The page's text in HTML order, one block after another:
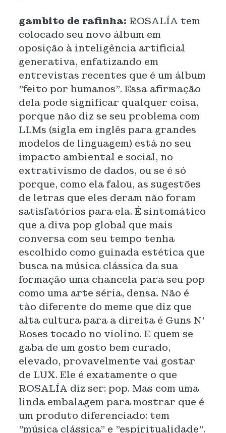
gambito de rafinha: ROSALÍA tem
colocado seu novo álbum em
oposição à inteligência artificial
generativa, enfatizando em
entrevistas recentes que é um álbum
"feito por humanos". Essa afirmação
dela pode significar qualquer coisa,
porque não diz se seu problema com
LLMs (sigla em inglês para grandes
modelos de linguagem) está no seu
impacto ambiental e social, no
extrativismo de dados, ou se é só
porque, como ela falou, as sugestões
de letras que eles deram não foram
satisfatórios para ela. É sintomático
que a diva pop global que mais
conversa com seu tempo tenha
escolhido como guinada estética que
busca na música clássica da sua
formação uma chancela para seu pop
como uma arte séria, densa. Não é
tão diferente do meme que diz que
alta cultura para a direita é Guns N’
Roses tocado no violino. E quem se
gaba de um gosto bem curado,
elevado, provavelmente vai gostar
de LUX. Ele é exatamente o que
ROSALÍA diz ser: pop. Mas com uma
linda embalagem para mostrar que é
um produto diferenciado: tem
"música clássica" e "espiritualidade".